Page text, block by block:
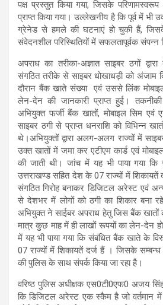
पक्ष प्रस्तुत किया गया, जिसके
प्राप्त किया गया। उल्लेखनीय है कि पूर्व में भी
ग्रेनेड से हमले की घटनाएं हो चुकी हैं,
संवेदनशील परिस्थितियों में सफलतापूर्वक संपन्न
अपराध का तरीका-अज्ञात साइबर ठगों
संगठित तरीके से साइबर धोखाधड़ी को अंजाम
दौरान बैंक खाते संख्या एवं उससे लिंक
लेन-देन की जानकारी प्राप्त हुई।
अभियुक्त फर्जी बैंक खातों, मोबाइल सिम एवं
साइबर ठगी से प्राप्त धनराशि को विभिन्न
थे।अभियुक्तों द्वारा अलग-अलग राज्यों में
उक्त खातों में जमा कर एटीएम कार्ड एवं
की जाती थी। जांच में यह भी पाया गया
उत्तराखण्ड सहित देश के 07 राज्यों में
संगठित गिरोह बनाकर डिजिटल अरेस्ट एवं
से देशभर में लोगों को ठगी का शिकार बना
अभियुक्त ने साईबर अपराध हेतु जिस बैंक खातों
मात्र कुछ माह में ही लाखों रूपयों का लेन-देन
में यह भी पाया गया कि संबंधित बैंक खाते के
07 राज्यों में शिकायतें दर्ज हैं । जिसके सम्बन्ध
की पुलिस के साथ संपर्क किया जा रहा है।
वरिष्ठ पुलिस अधीक्षक एस0टी0एफ0 अजय
कि डिजिटल अरेस्ट एक स्कैम है जो वर्तमान में